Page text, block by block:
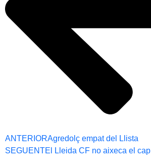
ANTERIORAgredolç empat del Llista
SEGUENTEl Lleida CF no aixeca el cap